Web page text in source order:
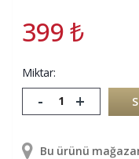
399₺
Miktar:
- +
Bu ürünü